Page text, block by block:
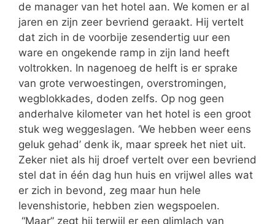
de manager van het hotel aan. We komen er al
jaren en zijn zeer bevriend geraakt. Hij vertelt
dat zich in de voorbije zesendertig uur een
ware en ongekende ramp in zijn land heeft
voltrokken. In nagenoeg de helft is er sprake
van grote verwoestingen, overstromingen,
wegblokkades, doden zelfs. Op nog geen
anderhalve kilometer van het hotel is een groot
stuk weg weggeslagen. ‘We hebben weer eens
geluk gehad’ denk ik, maar spreek het niet uit.
Zeker niet als hij droef vertelt over een bevriend
stel dat in één dag hun huis en vrijwel alles wat
er zich in bevond, zeg maar hun hele
levenshistorie, hebben zien wegspoelen.
“Maar” zegt hij terwijl er een glimlach van